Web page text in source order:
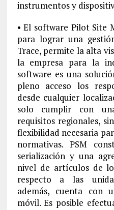
instrumentos y
• El software Pilot Site
para lograr una
Trace, permite la alta
la empresa para la
software es una
pleno acceso los
desde cualquier
solo cumplir con
requisitos regionales,
flexibilidad necesaria
normativas. PSM
serialización y una
nivel de artículos de
respecto a las
además, cuenta con
móvil. Es posible